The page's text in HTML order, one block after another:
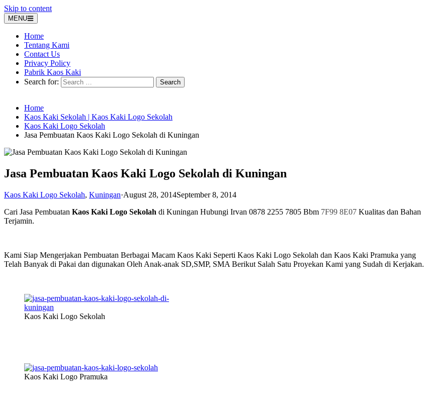
Skip to content
MENU
Home
Tentang Kami
Contact Us
Privacy Policy
Pabrik Kaos Kaki
Search for:
Home
Kaos Kaki Sekolah | Kaos Kaki Logo Sekolah
Kaos Kaki Logo Sekolah
Jasa Pembuatan Kaos Kaki Logo Sekolah di Kuningan
Jasa Pembuatan Kaos Kaki Logo Sekolah di Kuningan
Kaos Kaki Logo Sekolah, Kuningan·August 28, 2014September 8, 2014
Cari Jasa Pembuatan Kaos Kaki Logo Sekolah di Kuningan Hubungi Irvan 0878 2255 7805 Bbm 7F99 8E07 Kualitas dan Bahan
Terjamin.
Kami Siap Mengerjakan Pembuatan Berbagai Macam Kaos Kaki Seperti Kaos Kaki Logo Sekolah dan Kaos Kaki Pramuka yang
Telah Banyak di Pakai dan digunakan Oleh Anak-anak SD,SMP, SMA Berikut Salah Satu Proyekan Kami yang Sudah di Kerjakan.
Kaos Kaki Logo Sekolah
Kaos Kaki Logo Pramuka